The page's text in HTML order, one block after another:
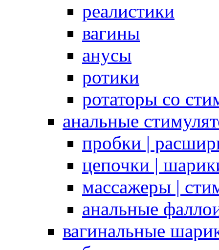
реалистики
вагины
анусы
ротики
ротаторы со
анальные
пробки |
цепочки |
массажеры |
анальные
вагинальные